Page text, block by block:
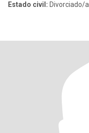
Estado civil: Divorciado/a